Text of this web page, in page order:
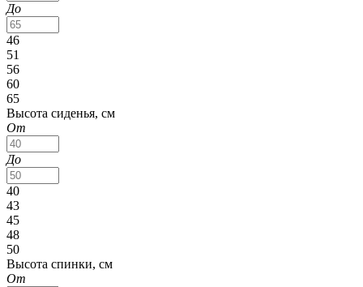
До
46
51
56
60
65
Высота сиденья, см
От
До
40
43
45
48
50
Высота спинки, см
От